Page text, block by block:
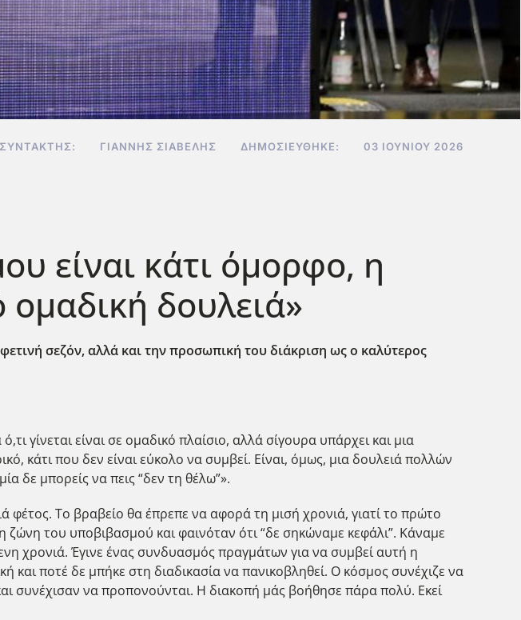
ΣΥΝΤΆΚΤΗΣ: ΓΙΆΝΝΗΣ ΣΙΑΒΕΛΉΣ ΔΗΜΟΣΙΕΎΘΗΚΕ: 03 ΙΟΥΝΊΟΥ 2026
είναι κάτι όμορφο, η
δουλειά»
σεζόν, αλλά και την προσωπική του διάκριση ως ο καλύτερος
γίνεται είναι σε ομαδικό πλαίσιο, αλλά σίγουρα υπάρχει και μια
κάτι που δεν είναι εύκολο να συμβεί. Είναι, όμως, μια δουλειά πολλών
δε μπορείς να πεις “δεν τη θέλω”».
φέτος. Το βραβείο θα έπρεπε να αφορά τη μισή χρονιά, γιατί το πρώτο
του υποβιβασμού και φαινόταν ότι “δε σηκώναμε κεφάλι”. Κάναμε
χρονιά. Έγινε ένας συνδυασμός πραγμάτων για να συμβεί αυτή η
ποτέ δε μπήκε στη διαδικασία να πανικοβληθεί. Ο κόσμος συνέχιζε να
συνέχισαν να προπονούνται. Η διακοπή μάς βοήθησε πάρα πολύ. Εκεί